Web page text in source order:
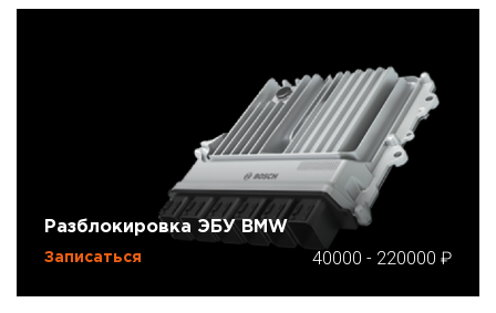
Разблокировка ЭБУ BMW
Записаться 40000 - 220000